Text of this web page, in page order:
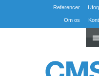
Referencer
Om os